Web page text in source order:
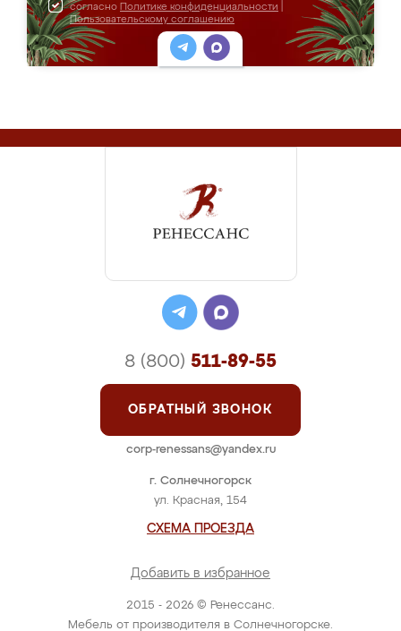
согласно Политике конфиденциальности
Пользовательскому соглашению
2015 - 2026 © Ренессанс.
Мебель от производителя в Солнечногорске.
г. Солнечногорск
ул. Красная, 154
СХЕМА ПРОЕЗДА
Добавить в избранное
8 (800) 511-89-55
ОБРАТНЫЙ ЗВОНОК
corp-renessans@yandex.ru